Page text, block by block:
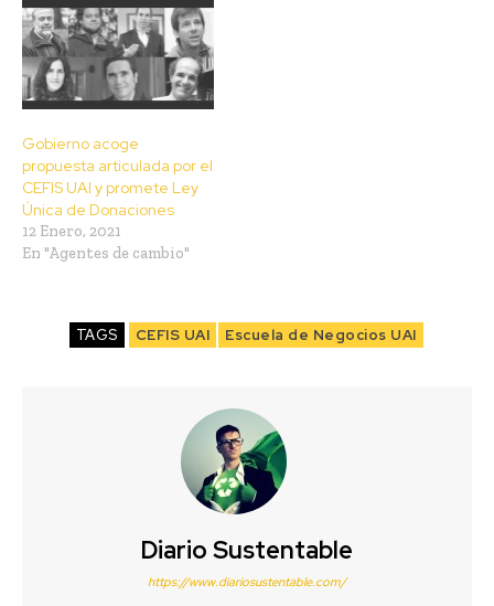
Gobierno acoge
propuesta articulada por el
CEFIS UAI y promete Ley
Única de Donaciones
12 Enero, 2021
En "Agentes de cambio"
TAGS CEFIS UAI Escuela de Negocios UAI
Diario Sustentable
https://www.diariosustentable.com/